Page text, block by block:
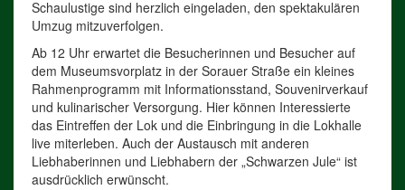
Schaulustige sind herzlich eingeladen, den spektakulären
Umzug mitzuverfolgen.
Ab 12 Uhr erwartet die Besucherinnen und Besucher auf
dem Museumsvorplatz in der Sorauer Straße ein kleines
Rahmenprogramm mit Informationsstand, Souvenirverkauf
und kulinarischer Versorgung. Hier können Interessierte
das Eintreffen der Lok und die Einbringung in die Lokhalle
live miterleben. Auch der Austausch mit anderen
Liebhaberinnen und Liebhabern der „Schwarzen Jule“ ist
ausdrücklich erwünscht.